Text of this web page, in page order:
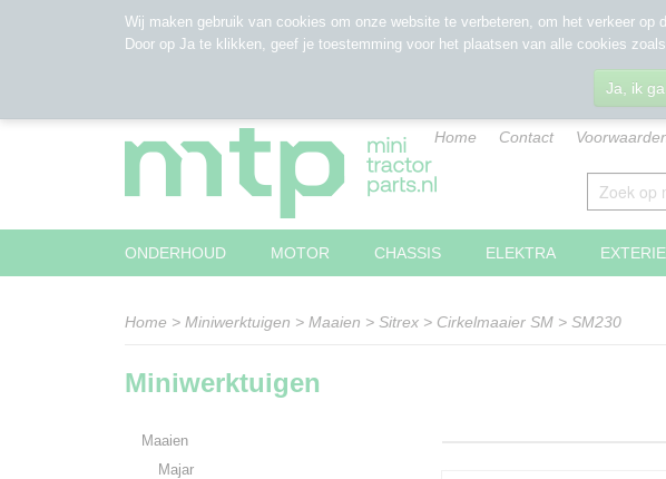
Home Contact
ONDERHOUD MOTOR CHASSIS ELEKTRA
Home > Miniwerktuigen > Maaien > Sitrex > Cirkelmaaier SM > SM230
Miniwerktuigen
Maaien
Majar
Wij maken gebruik van cookies om onze website te verbeteren, om het verkeer
Door op Ja te klikken, geef je toestemming voor het plaatsen van alle cookies
Ja, ik